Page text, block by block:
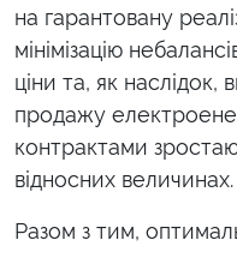
на гарантовану
мінімізацію
ціни та, як наслідок,
продажу
контрактами
відносних величинах.
Разом з тим,